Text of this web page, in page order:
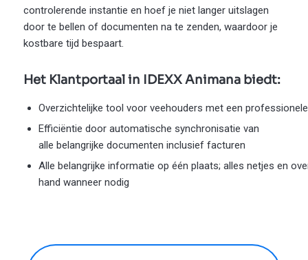
controlerende instantie en hoef je niet langer uitslagen
door te bellen of documenten na te zenden, waardoor je
kostbare tijd bespaart.
Het Klantportaalin IDEXXAnimana biedt:
Overzichtelijke tool voor veehouders met een professionele
Efficiëntie door automatische synchronisatie van
alle belangrijke documenten inclusief facturen
Alle belangrijke informatie op één plaats; alles netjes en
hand wanneer nodig